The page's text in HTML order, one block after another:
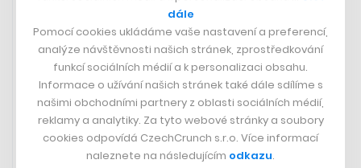
Golshifteh Farahani and Adam
Bessa in Extraction 2, premiering
June 16.
pic.twitter.com/KWq2u35gnt
— Netflix (@netflix)June 5, 2023
dále
Pomocí cookies ukládáme vaše nastavení a preferencí,
analýze návštěvnosti našich stránek, zprostředkování
funkcí sociálních médií a k personalizaci obsahu.
Informace o užívání našich stránek také dále sdílíme s
našimi obchodními partnery z oblasti sociálních médií,
reklamy a analytiky. Za tyto webové stránky a soubory
cookies odpovídá CzechCrunch s.r.o. Více informací
naleznete na následujícím odkazu.